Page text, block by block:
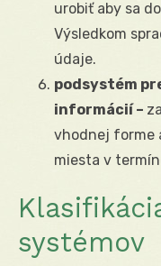
urobiť aby sa
Výsledkom
údaje.
podsystém
informácií –
vhodnej forme
miesta v
systémov